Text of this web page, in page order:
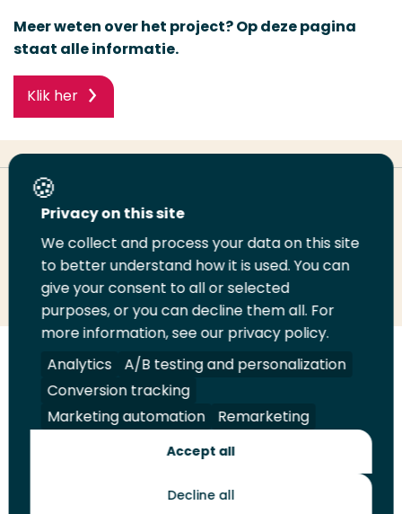
Meer weten over het project? Op deze pagina
staat alle informatie.
Klik her
Deel deze pagina
Deel
LinkedIn
Deel
op
Twitter
Deel
op
Facebook
Email
deze
pagina
Print
deze
pagina
Volg
ons
op
LinkedIn
Volg
ons
op
Facebook
Volg
ons
op
YouTube
Volg
ons
op
Instagram
Juridisch Security A-Z Index
Contact
Toekomstmakers
Privacy on this site
We collect and process your data on this site
to better understand how it is used. You can
give your consent to all or selected
purposes, or you can decline them all. For
more information, see our privacy policy.
Analytics
A/B testing and personalization
Conversion tracking
Marketing automation
Remarketing
Accept all
Decline all